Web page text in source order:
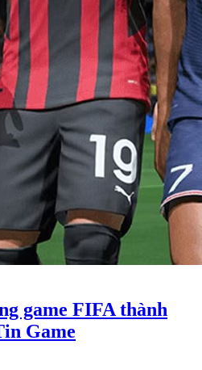
game FIFA thành
Game